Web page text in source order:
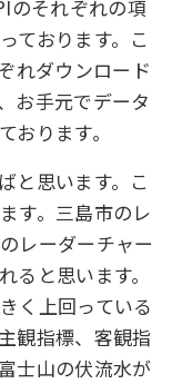
のそれぞれの項
ております。こ
れダウンロード
お手元でデータ
おります。
と思います。こ
す。三島市のレ
レーダーチャー
ると思います。
く上回っている
観指標、客観指
士山の伏流水が